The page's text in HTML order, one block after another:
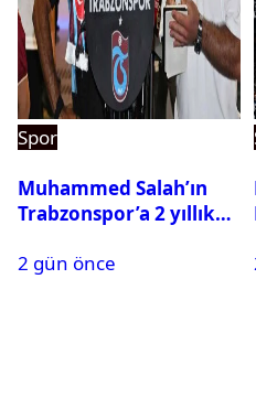
Spor
Muhammed Salah’ın
Trabzonspor’a 2 yıllık
2 gün önce